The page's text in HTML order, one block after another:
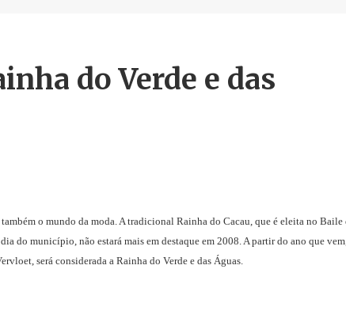
do Verde e das
o mundo da moda. A tradicional Rainha do Cacau, que é eleita no Baile
do município, não estará mais em destaque em 2008. A partir do ano que
será considerada a Rainha do Verde e das Águas.